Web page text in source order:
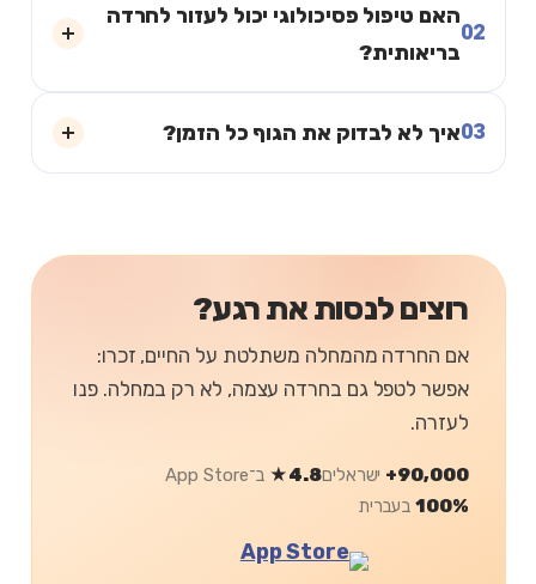
02
האם טיפול פסיכולוגי יכול לעזור לחרדה
בריאותית?
03איך לא לבדוק את הגוף כל הזמן?
רוצים לנסות את רגע?
אם החרדה מהמחלה משתלטת על החיים, זכרו:
אפשר לטפל גם בחרדה עצמה, לא רק במחלה. פנו
לעזרה.
90,000+ ישראלים4.8★
ב־App Store
100%בעברית